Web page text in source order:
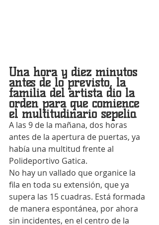
Una hora y diez minutos
antes de lo previsto, la
familia del artista dio la
orden para que comience
el multitudinario sepelio.
A las 9 de la mañana, dos horas
antes de la apertura de puertas, ya
había una multitud frente al
Polideportivo Gatica.
No hay un vallado que organice la
fila en toda su extensión, que ya
supera las 15 cuadras. Está formada
de manera espontánea, por ahora
sin incidentes, en el centro de la